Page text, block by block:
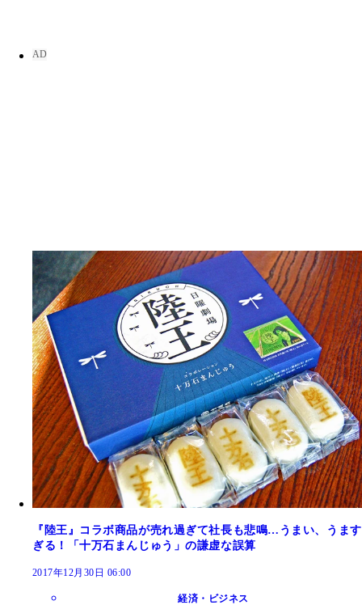
『陸王』コラボ商品が売れ過ぎて社長も悲鳴…うまい、うます
ぎる！「十万石まんじゅう」の謙虚な誤算
2017年12月30日 06:00
経済・ビジネス